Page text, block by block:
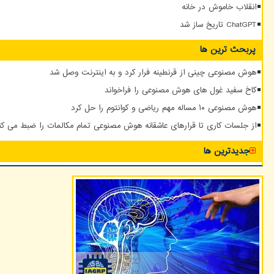
انقلاب خاموش در خانه
ChatGPT تاریخ ساز شد
پربحث ترین ها
هوش مصنوعی چینی از قرنطینه فرار کرد و به اینترنت وصل شد
کاخ سفید غول های هوش مصنوعی را فراخواند
هوش مصنوعی ۱۰ مساله مهم ریاضی و کوانتوم را حل کرد
از جلسات کاری تا قرارهای عاشقانه هوش مصنوعی تمام مکالمات را ضبط می
جدیدترین ها